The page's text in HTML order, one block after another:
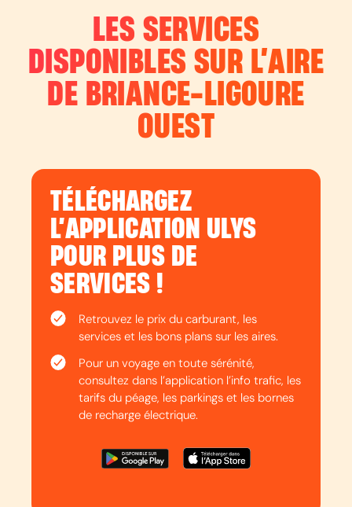
LES SERVICES
DISPONIBLES SUR L’AIRE
DE BRIANCE-LIGOURE
OUEST
TÉLÉCHARGEZ
L’APPLICATION ULYS
POUR PLUS DE
SERVICES !
Retrouvez le prix du carburant, les
services et les bons plans sur les aires.
Pour un voyage en toute sérénité,
consultez dans l’application l’info trafic, les
tarifs du péage, les parkings et les bornes
de recharge électrique.